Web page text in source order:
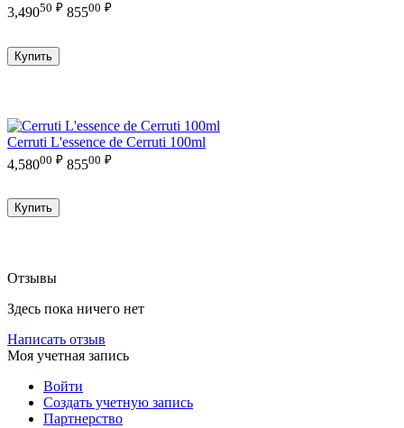
3,49050 ₽ 85500 ₽
Купить
Cerruti L'essence de Cerruti 100ml
4,58000 ₽ 85500 ₽
Купить
Отзывы
Здесь пока ничего нет
Написать отзыв
Моя учетная запись
Войти
Создать учетную запись
Партнерство